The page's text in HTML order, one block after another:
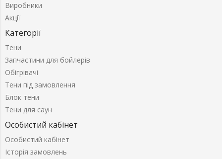
Виробники
Акції
Категорії
Тени
Запчастини для бойлерів
Обігрівачі
Тени під замовлення
Блок тени
Тени для саун
Особистий кабінет
Особистий кабінет
Історія замовлень